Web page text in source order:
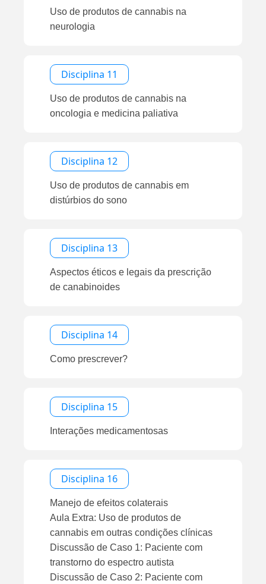
Uso de produtos de cannabis na
neurologia
Disciplina 11
Uso de produtos de cannabis na
oncologia e medicina paliativa
Disciplina 12
Uso de produtos de cannabis em
distúrbios do sono
Disciplina 13
Aspectos éticos e legais da prescrição
de canabinoides
Disciplina 14
Como prescrever?
Disciplina 15
Interações medicamentosas
Disciplina 16
Manejo de efeitos colaterais
Aula Extra: Uso de produtos de
cannabis em outras condições clínicas
Discussão de Caso 1: Paciente com
transtorno do espectro autista
Discussão de Caso 2: Paciente com